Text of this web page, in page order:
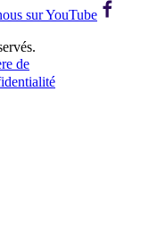
sur YouTube
de